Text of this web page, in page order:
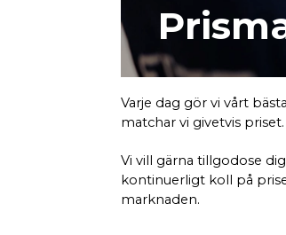
Varje dag gör vi vårt
matchar vi givetvis priset.
Vi vill gärna tillgodose
kontinuerligt koll på
marknaden.